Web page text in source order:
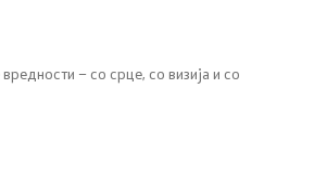
пензиското и инвалидското
– со срце, со визија и со